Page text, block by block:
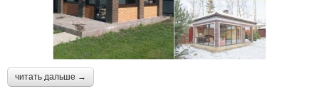
читать дальше →